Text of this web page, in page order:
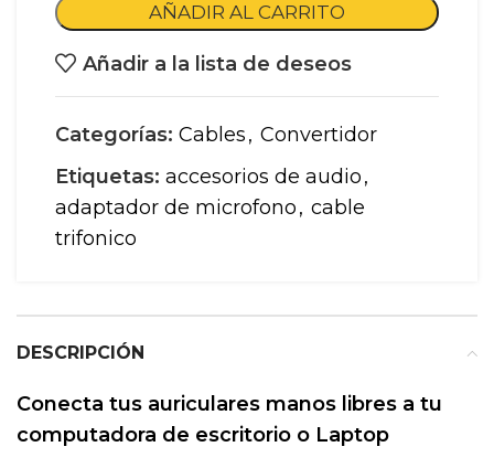
AÑADIR AL CARRITO
Añadir a la lista de deseos
Categorías: Cables, Convertidor
Etiquetas: accesorios de audio,
adaptador de microfono, cable
trifonico
DESCRIPCIÓN
Conecta tus auriculares manos libres a tu
computadora de escritorio o Laptop